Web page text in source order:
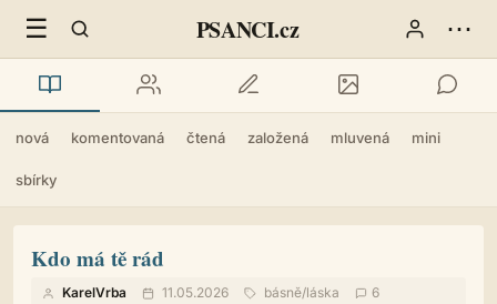
☰ PSANCI.cz ⋯
nová komentovaná čtená založená mluvená mini
sbírky
Kdo má tě rád
KarelVrba 11.05.2026 básně/láska
6